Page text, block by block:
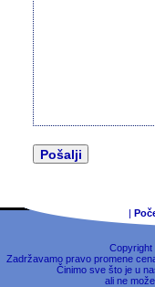
|
Zadržavamo pravo promene
Činimo sve što je u
ali ne